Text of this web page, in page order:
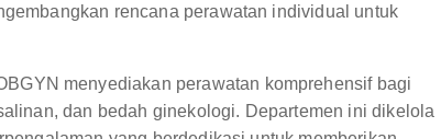
rencana perawatan individual untuk
menyediakan perawatan komprehensif bagi
dan bedah ginekologi. Departemen ini dikelola